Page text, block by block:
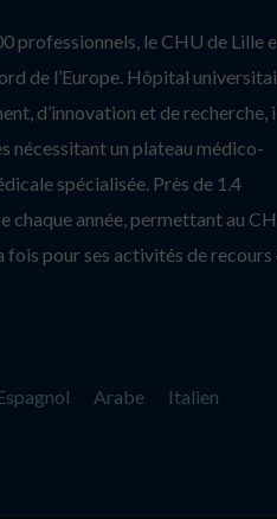
professionnels, le CHU de Lille
de l’Europe. Hôpital
d’innovation et de recherche,
nécessitant un plateau médico-
spécialisée. Près de 1.4
chaque année, permettant au
fois pour ses activités de recours
Arabe Italien